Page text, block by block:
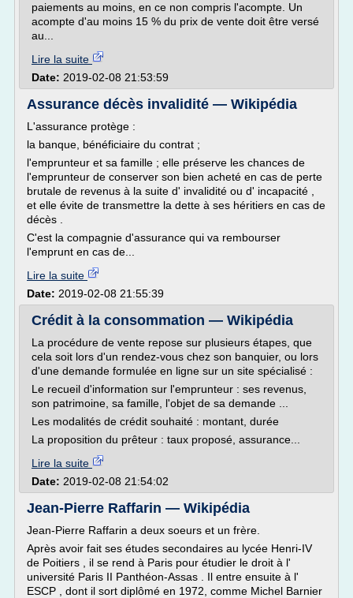
paiements au moins, en ce non compris l'acompte. Un
acompte d'au moins 15 % du prix de vente doit être versé
au...
Lire la suite
Date: 2019-02-08 21:53:59
Assurance décès invalidité — Wikipédia
L'assurance protège :
la banque, bénéficiaire du contrat ;
l'emprunteur et sa famille ; elle préserve les chances de
l'emprunteur de conserver son bien acheté en cas de perte
brutale de revenus à la suite d' invalidité ou d' incapacité ,
et elle évite de transmettre la dette à ses héritiers en cas de
décès .
C'est la compagnie d'assurance qui va rembourser
l'emprunt en cas de...
Lire la suite
Date: 2019-02-08 21:55:39
Crédit à la consommation — Wikipédia
La procédure de vente repose sur plusieurs étapes, que
cela soit lors d'un rendez-vous chez son banquier, ou lors
d'une demande formulée en ligne sur un site spécialisé :
Le recueil d'information sur l'emprunteur : ses revenus,
son patrimoine, sa famille, l'objet de sa demande ...
Les modalités de crédit souhaité : montant, durée
La proposition du prêteur : taux proposé, assurance...
Lire la suite
Date: 2019-02-08 21:54:02
Jean-Pierre Raffarin — Wikipédia
Jean-Pierre Raffarin a deux soeurs et un frère.
Après avoir fait ses études secondaires au lycée Henri-IV
de Poitiers , il se rend à Paris pour étudier le droit à l'
université Paris II Panthéon-Assas . Il entre ensuite à l'
ESCP , dont il sort diplômé en 1972, comme Michel Barnier